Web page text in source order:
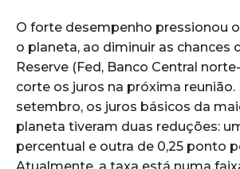
O forte desempenho pressionou
o planeta, ao diminuir as chances
Reserve (Fed, Banco Central
corte os juros na próxima reunião.
setembro, os juros básicos da
planeta tiveram duas reduções:
percentual e outra de 0,25 ponto